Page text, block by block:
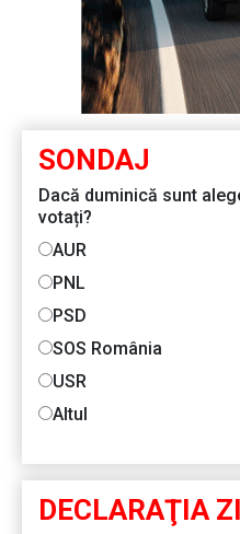
SONDAJ
Dacă duminică sunt
votați?
AUR
PNL
PSD
SOS România
USR
Altul
DECLARAŢIA